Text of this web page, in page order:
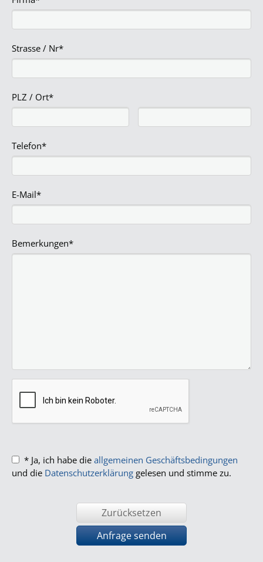
Strasse / Nr*
PLZ / Ort*
Telefon*
E-Mail*
Bemerkungen*
* Ja, ich habe die allgemeinen Geschäftsbedingungen
und die Datenschutzerklärung gelesen und stimme zu.